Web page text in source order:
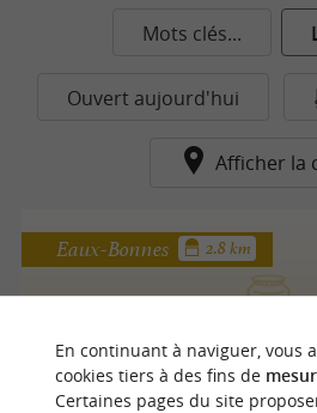
Mots clés...
Ouvert aujourd'hui
Afficher la
La Miellerie de la
Miel à Eaux-
Eaux-Bonnes 2.8 km
En continuant à naviguer, vous
cookies tiers à des fins de
Certaines pages du site